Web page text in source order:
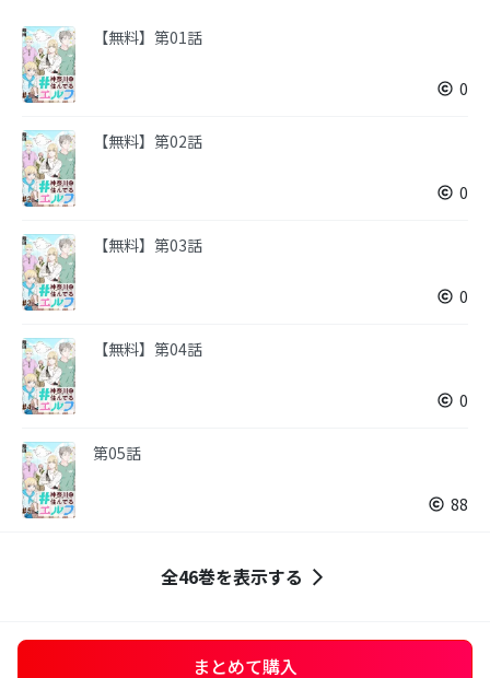
【無料】第01話
0
【無料】第02話
0
【無料】第03話
0
【無料】第04話
0
第05話
88
全46巻を表示する
まとめて購入